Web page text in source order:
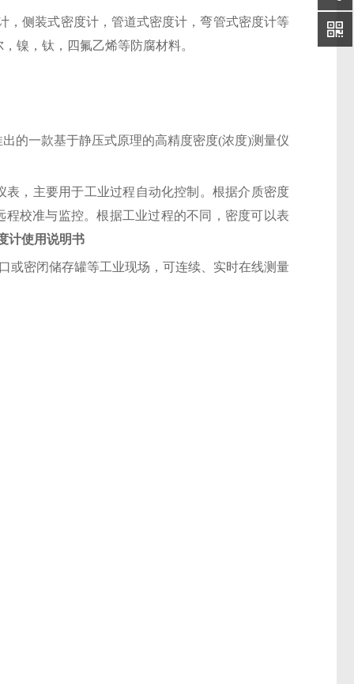
侧装式密度计，管道式密度计，弯管式密度计等
镍，钛，四氟乙烯等防腐材料。
出的一款基于静压式原理的高精度密度(浓度)测量仪
表，主要用于工业过程自动化控制。根据介质密度
校准与监控。根据工业过程的不同，密度可以表
计使用说明书
或密闭储存罐等工业现场，可连续、实时在线测量